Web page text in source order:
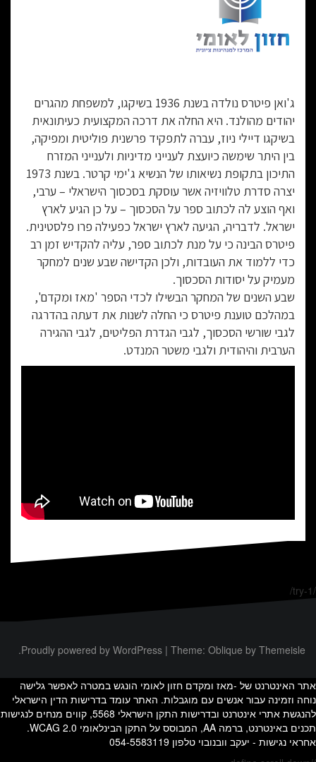
ג'ואן פיטרס נולדה בשנת 1936 בשיקגו, למשפחת מהגרים
יהודים מהולנד. היא החלה את דרכה המקצועית כעיתונאית
בשיקגו דיילי ניוז, עברה לתפקיד פרשנית פוליטית ומפיקה,
בין היתר שימשה כיועצת לענייני מדיניות ולענייני המזרח
התיכון בתקופת נשיאותו של הנשיא ג'ימי קרטר. בשנת 1973
יצרה סדרת טלוויזיה אשר עוסקת בסכסוך הישראלי – ערבי,
ואף הוצע לה לכתוב ספר על הסכסוך – על כן הגיע לארץ
ישראל. לדבריה, הגיעה לארץ ישראל כפעילה פרו פלסטינית.
פיטרס הבינה כי על מנת לכתוב ספר, עליה להקדיש זמן רב
כדי ללמוד את העובדות, ולכן הקדישה שבע שנים למחקר
מעמיק על יסודות הסכסוך.
שבע השנים של המחקר הבשילו לכדי הספר 'מאז ומקדם',
במהלכם טוענת פיטרס כי החלה לשנות את דעתה בהדרגה
לגבי שורשי הסכסוך, לגבי הגדרת הפליטים, לגבי ההגירה
הערבית והיהודית ולגבי משטר המנדט.
/try-1/
Proudly powered by WordPress | Theme: Oblique by Themeisle.
אתר האינטרנט של -מאז ומקדם חזון לאומי הונגש במטרה לאפשר גלישה
נוחה וזמינה עבור אנשים עם מוגבלות. האתר עומד בדרישות הדין הישראלי
להנגשת אתרי אינטרנט ובדרישות התקן הישראלי 5568, קווים מנחים לנגישות
תכנים באינטרנט, ברמה AA, המבוסס על התקן הבינלאומי WCAG 2.0.
אחראי נגישות - יעקב וובנובוי טלפון 054-5583119